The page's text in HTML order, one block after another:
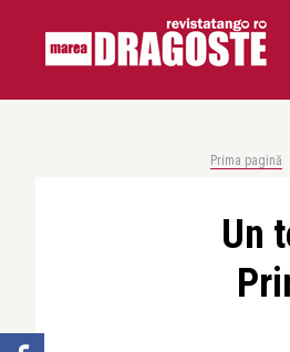
Prima pagină
Un